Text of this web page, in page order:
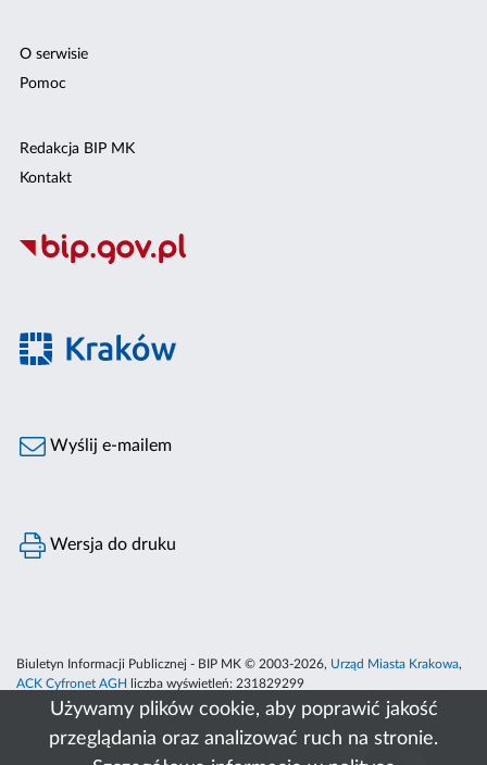
Używamy plików cookie, aby poprawić jakość
przeglądania oraz analizować ruch na stronie.
O serwisie
Pomoc
Redakcja BIP MK
Kontakt
Wyślij e-mailem
Wersja do druku
Biuletyn Informacji Publicznej - BIP MK © 2003-2026, Urząd Miasta Krakowa,
ACK Cyfronet AGH
liczba wyświetleń: 231829299